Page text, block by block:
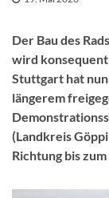
Der Bau des
wird
Stuttgart hat
längerem
(Landkreis
Richtung bis